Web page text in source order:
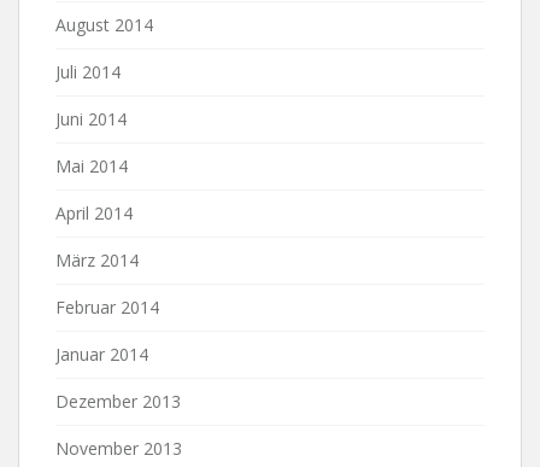
August 2014
Juli 2014
Juni 2014
Mai 2014
April 2014
März 2014
Februar 2014
Januar 2014
Dezember 2013
November 2013